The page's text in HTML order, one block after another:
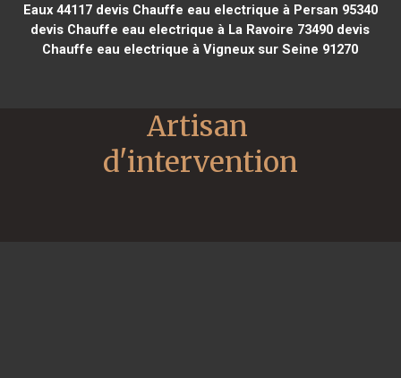
Eaux 44117devis Chauffe eau electrique à Persan 95340
devis Chauffe eau electrique à La Ravoire 73490 devis
Chauffe eau electrique à Vigneux sur Seine 91270
Artisan
d'intervention